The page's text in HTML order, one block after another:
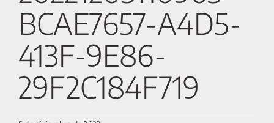
BCAE7657-A4D5-
413F-9E86-
29F2C184F719